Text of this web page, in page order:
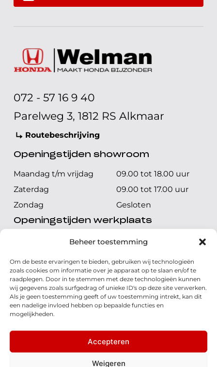
Beheer toestemming
Om de beste ervaringen te bieden, gebruiken wij technologieën
zoals cookies om informatie over je apparaat op te slaan en/of te
raadplegen. Door in te stemmen met deze technologieën kunnen
wij gegevens zoals surfgedrag of unieke ID's op deze site verwerken.
Als je geen toestemming geeft of uw toestemming intrekt, kan dit
een nadelige invloed hebben op bepaalde functies en
mogelijkheden.
Accepteren
Weigeren
072 - 57 16 9 40
Parelweg 3, 1812 RS Alkmaar
Routebeschrijving
Openingstijden showroom
Maandag t/m vrijdag
09.00 tot 18.00 uur
Zaterdag
09.00 tot 17.00 uur
Zondag
Gesloten
Openingstijden werkplaats
Maandag t/m vrijdag
08.00 tot 17.00 uur
Zondag
Gesloten
Volg ons
© 2026 - Honda Welman